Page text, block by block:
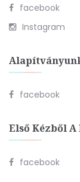
facebook
Instagram
facebook
Első Kézből
facebook